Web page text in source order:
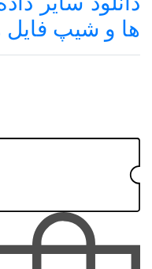
ها و شیپ